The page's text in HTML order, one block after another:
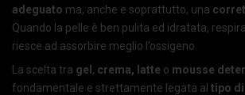
adeguato ma, anche e soprattutto, una
Quando la pelle è ben pulita ed idratata,
riesce ad assorbire meglio l’ossigeno.
La scelta tra gel , crema, latte o mousse
fondamentale e strettamente legata al tipo